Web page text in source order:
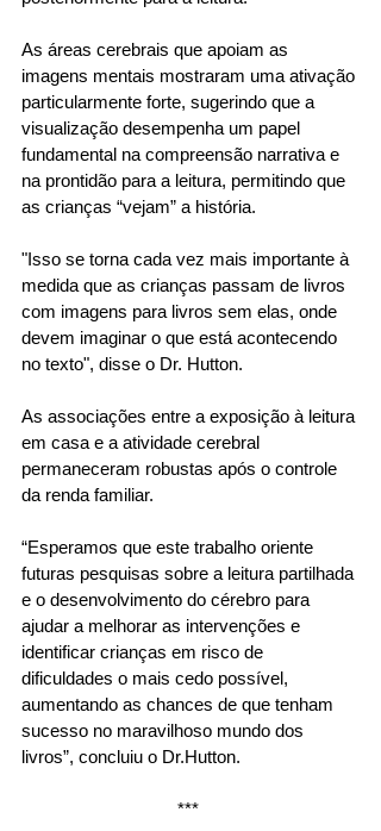
As áreas cerebrais que apoiam as
imagens mentais mostraram uma ativação
particularmente forte, sugerindo que a
visualização desempenha um papel
fundamental na compreensão narrativa e
na prontidão para a leitura, permitindo que
as crianças “vejam” a história.
"Isso se torna cada vez mais importante à
medida que as crianças passam de livros
com imagens para livros sem elas, onde
devem imaginar o que está acontecendo
no texto", disse o Dr. Hutton.
As associações entre a exposição à leitura
em casa e a atividade cerebral
permaneceram robustas após o controle
da renda familiar.
“Esperamos que este trabalho oriente
futuras pesquisas sobre a leitura partilhada
e o desenvolvimento do cérebro para
ajudar a melhorar as intervenções e
identificar crianças em risco de
dificuldades o mais cedo possível,
aumentando as chances de que tenham
sucesso no maravilhoso mundo dos
livros”, concluiu o Dr.Hutton.
***